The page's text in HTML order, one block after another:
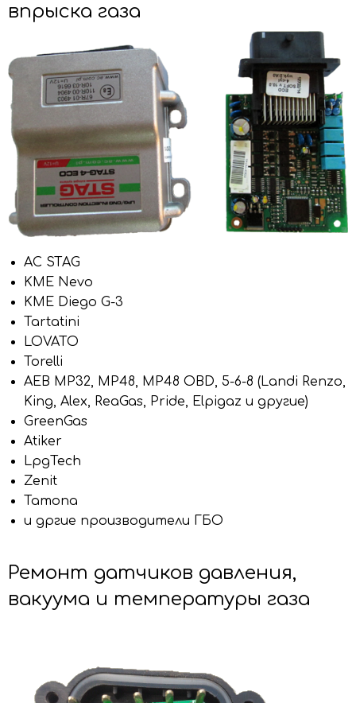
впрыска газа
AC STAG
KME Nevo
KME Diego G-3
Tartatini
LOVATO
Torelli
AEB MP32, MP48, MP48 OBD, 5-6-8 (Landi Renzo,
King, Alex, ReaGas, Pride, Elpigaz и другие)
GreenGas
Atiker
LpgTech
Zenit
Tamona
и дргие производители ГБО
Ремонт датчиков давления,
вакуума и температуры газа